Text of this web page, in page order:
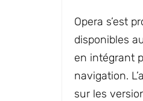
Opera s’est
disponibles
en intégrant
navigation.
sur les